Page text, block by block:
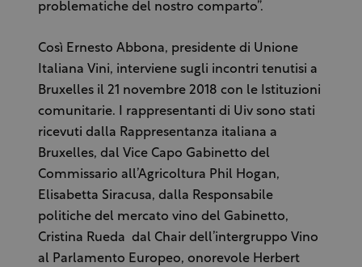
problematiche del nostro comparto”.
Così Ernesto Abbona, presidente di Unione
Italiana Vini, interviene sugli incontri tenutisi a
Bruxelles il 21 novembre 2018 con le Istituzioni
comunitarie. I rappresentanti di Uiv sono stati
ricevuti dalla Rappresentanza italiana a
Bruxelles, dal Vice Capo Gabinetto del
Commissario all’Agricoltura Phil Hogan,
Elisabetta Siracusa, dalla Responsabile
politiche del mercato vino del Gabinetto,
Cristina Rueda dal Chair dell’intergruppo Vino
al Parlamento Europeo, onorevole Herbert